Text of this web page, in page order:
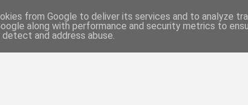
from Google to deliver its services and to analyze
along with performance and security metrics to
and address abuse.